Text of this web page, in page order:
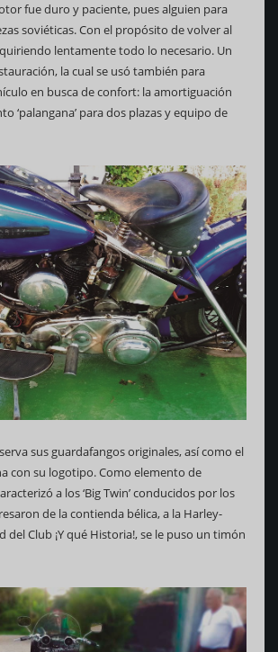
fue duro y paciente, pues alguien para
soviéticas. Con el propósito de volver al
lentamente todo lo necesario. Un
la cual se usó también para
en busca de confort: la amortiguación
‘palangana’ para dos plazas y equipo de
sus guardafangos originales, así como el
con su logotipo. Como elemento de
a los ‘Big Twin’ conducidos por los
de la contienda bélica, a la Harley-
del Club ¡Y qué Historia!, se le puso un timón